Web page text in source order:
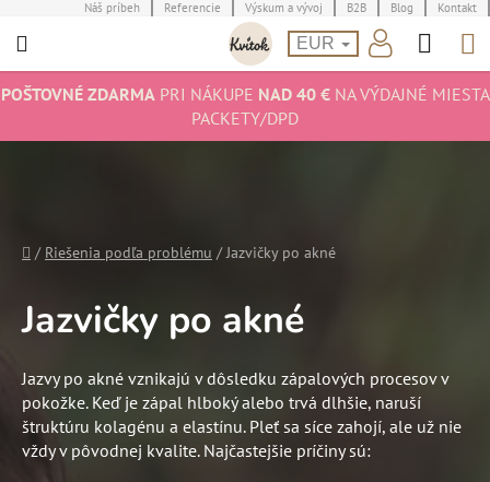
na
Náš príbeh Referencie Výskum a vývoj B2B Blog Kontakt
EUR
POŠTOVNÉ ZDARMAPRI NÁKUPE NAD 40 €NA VÝDAJNÉ MIESTA
PACKETY/DPD
Domov
/ Riešenia podľa problému / Jazvičky po akné
Jazvičky po akné
Jazvy po akné vznikajú v dôsledku zápalových procesov v
pokožke. Keď je zápal hlboký alebo trvá dlhšie, naruší
štruktúru kolagénu a elastínu. Pleť sa síce zahojí, ale už nie
vždy v pôvodnej kvalite. Najčastejšie príčiny sú: